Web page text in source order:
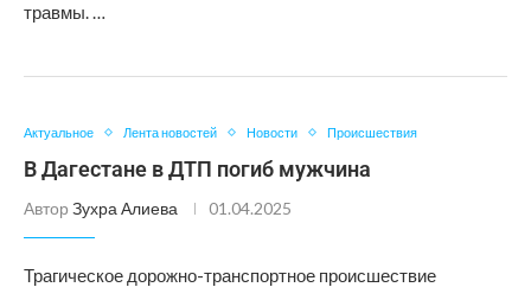
травмы. …
Актуальное Лента новостей Новости Происшествия
В Дагестане в ДТП погиб мужчина
Автор Зухра Алиева 01.04.2025
Трагическое дорожно-транспортное происшествие